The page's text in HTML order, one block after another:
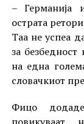
– Германија
острата
Таа не успеа
за
на една
словачкиот
Фицо